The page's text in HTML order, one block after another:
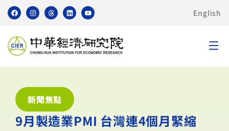
English
新聞焦點
9月製造業PMI 台灣連4個月緊縮